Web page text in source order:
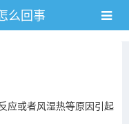
么回事
应或者风湿热等原因引起